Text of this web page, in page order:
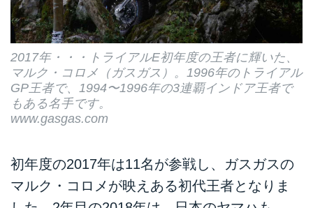
2017年・・・トライアルE初年度の王者に輝いた、
マルク・コロメ（ガスガス）。1996年のトライアル
GP王者で、1994〜1996年の3連覇インドア王者で
もある名手です。
www.gasgas.com
初年度の2017年は11名が参戦し、ガスガスの
マルク・コロメが映えある初代王者となりま